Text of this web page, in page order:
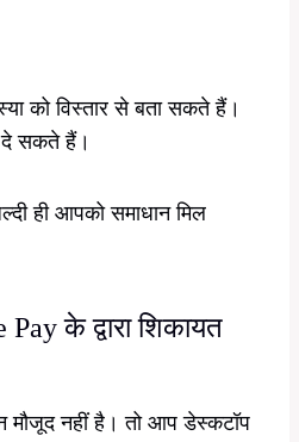
को विस्तार से बता सकते हैं।
दे सकते हैं।
ही आपको समाधान मिल
के द्वारा शिकायत
नहीं है। तो आप डेस्कटॉप